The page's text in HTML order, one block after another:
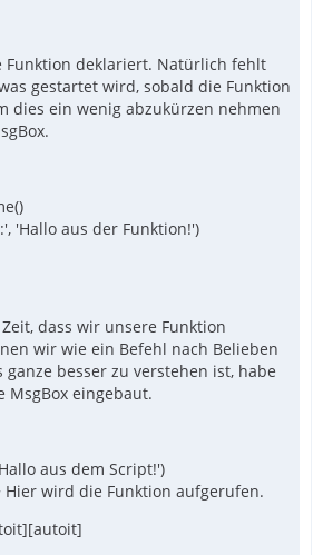
Funktion deklariert. Natürlich fehlt
gestartet wird, sobald die Funktion
dies ein wenig abzukürzen nehmen
'Hallo aus der Funktion!')
dass wir unsere Funktion
wir wie ein Befehl nach Belieben
besser zu verstehen ist, habe
MsgBox eingebaut.
aus dem Script!')
Hier wird die Funktion aufgerufen.